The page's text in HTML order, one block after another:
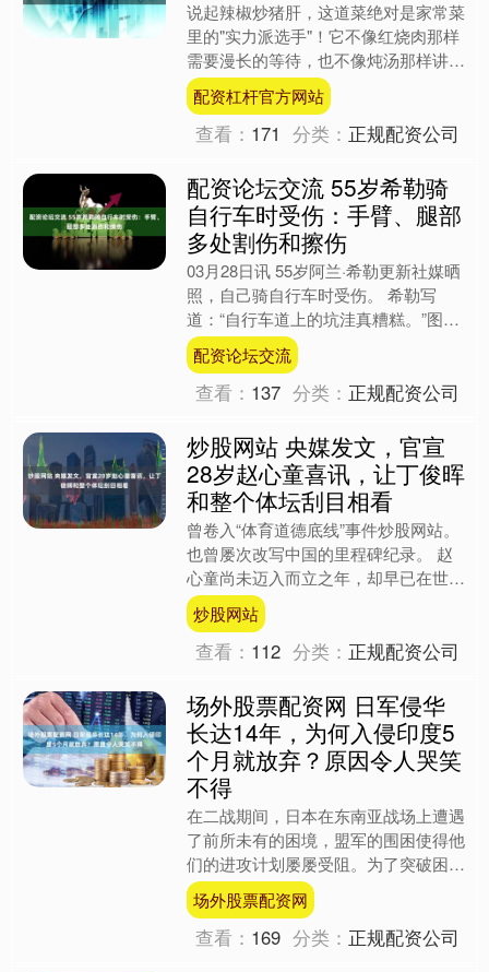
说起辣椒炒猪肝，这道菜绝对是家常菜
里的"实力派选手"！它不像红烧肉那样
需要漫长的等待，也不像炖汤那样讲究
火候的把控，只要掌握几个小技巧，十
分钟就能端上一盘鲜嫩入....
配资杠杆官方网站
查看： 171 分类： 正规配资公司
配资论坛交流 55岁希勒骑
自行车时受伤：手臂、腿部
多处割伤和擦伤
03月28日讯 55岁阿兰·希勒更新社媒晒
照，自己骑自行车时受伤。 希勒写
道：“自行车道上的坑洼真糟糕。”图中
希勒的手臂和腿部有多处割伤和擦伤。
配资论坛交流....
配资论坛交流
查看： 137 分类： 正规配资公司
炒股网站 央媒发文，官宣
28岁赵心童喜讯，让丁俊晖
和整个体坛刮目相看
曾卷入“体育道德底线”事件炒股网站。
也曾屡次改写中国的里程碑纪录。 赵
心童尚未迈入而立之年，却早已在世界
斯诺克版图上刻下鲜明印记。这些年，
他既经历过“体育道德....
炒股网站
查看： 112 分类： 正规配资公司
场外股票配资网 日军侵华
长达14年，为何入侵印度5
个月就放弃？原因令人哭笑
不得
在二战期间，日本在东南亚战场上遭遇
了前所未有的困境，盟军的围困使得他
们的进攻计划屡屡受阻。为了突破困
局，日军决定进攻英帕尔地区，希望借
此夺取该地区丰富的战略资源....
场外股票配资网
查看： 169 分类： 正规配资公司